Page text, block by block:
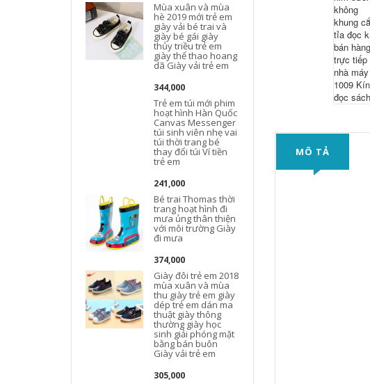
Mùa xuân và mùa
hè 2019 mới trẻ em
giày vải bé trai và
giày bé gái giày
thủy triều trẻ em
giày thể thao hoang
dã Giày vải trẻ em
344,000
Trẻ em túi mới phim
hoạt hình Hàn Quốc
Canvas Messenger
túi sinh viên nhẹ vai
túi thời trang bé
thay đổi túi Ví tiền
trẻ em
241,000
Bé trai Thomas thời
trang hoạt hình đi
mưa ủng thân thiện
với môi trường Giày
đi mưa
374,000
Giày đôi trẻ em 2018
mùa xuân và mùa
thu giày trẻ em giày
dép trẻ em dán ma
thuật giày thông
thường giày học
sinh giải phóng mặt
bằng bán buôn
Giày vải trẻ em
305,000
MÔ TẢ